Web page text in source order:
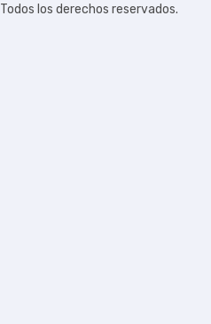
Todos los derechos reservados.